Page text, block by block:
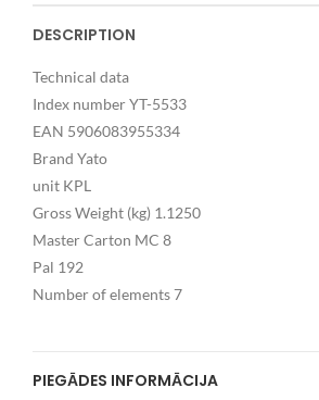
DESCRIPTION
Technical data
Index number YT-5533
EAN 5906083955334
Brand Yato
unit KPL
Gross Weight (kg) 1.1250
Master Carton MC 8
Pal 192
Number of elements 7
PIEGĀDES INFORMĀCIJA